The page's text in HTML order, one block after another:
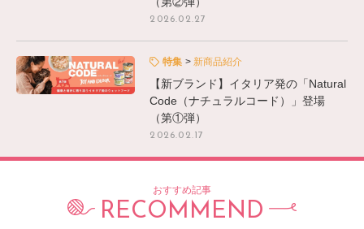
2026.02.27
特集 新商品紹介
【新ブランド】イタリア発の「Natural
Code（ナチュラルコード）」登場
（第①弾）
2026.02.17
おすすめ記事
RECOMMEND